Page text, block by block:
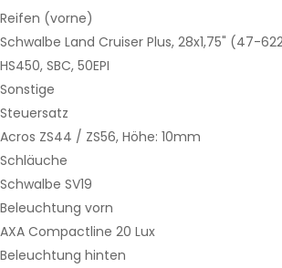
Reifen (vorne)
Schwalbe Land Cruiser Plus, 28x1,75" (47-
HS450, SBC, 50EPI
Sonstige
Steuersatz
Acros ZS44 / ZS56, Höhe: 10mm
Schläuche
Schwalbe SV19
Beleuchtung vorn
AXA Compactline 20 Lux
Beleuchtung hinten